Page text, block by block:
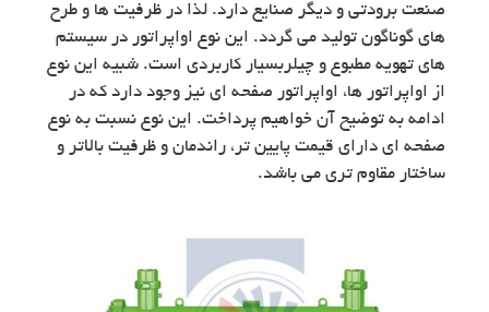
صنعت برودتی و دیگر صنایع دارد. لذا در ظرفیت ها و طرح
های گوناگون تولید می گردد. این نوع اواپراتور در سیستم
های تهویه مطبوع و چیلربسیار کاربردی است. شبیه این نوع
از اواپراتور ها، اواپراتور صفحه ای نیز وجود دارد که در
ادامه به توضیح آن خواهیم پرداخت. این نوع نسبت به نوع
صفحه ای دارای قیمت پایین تر، راندمان و ظرفیت بالاتر و
ساختار مقاوم تری می باشد.